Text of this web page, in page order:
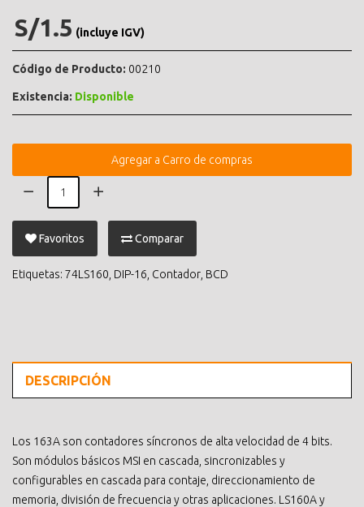
S/1.5 (incluye IGV)
Código de Producto: 00210
Existencia: Disponible
Agregar a Carro de compras
Favoritos Comparar
Etiquetas: 74LS160 DIP-16 Contador BCD
DESCRIPCIÓN
Los 163A son contadores síncronos de alta velocidad de 4 bits.
Son módulos básicos MSI en cascada, sincronizables y
configurables en cascada para contaje, direccionamiento de
memoria, división de frecuencia y otras aplicaciones. LS160A y